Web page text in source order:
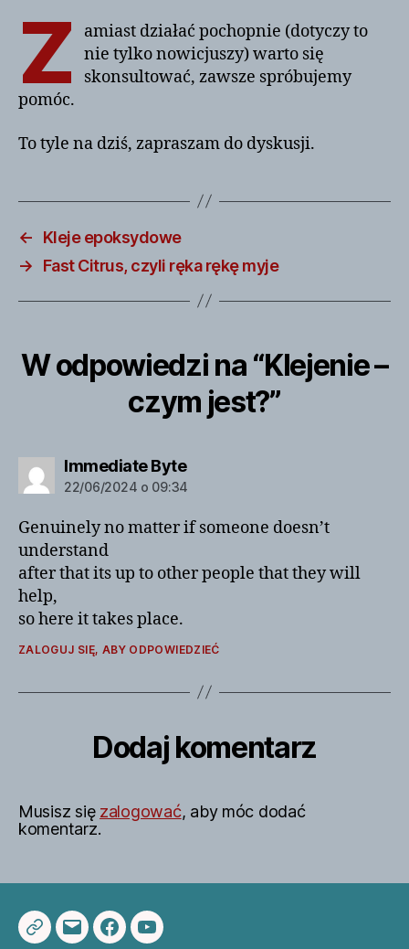
Z
amiast działać pochopnie (dotyczy to
nie tylko nowicjuszy) warto się
skonsultować, zawsze spróbujemy
pomóc.
To tyle na dziś, zapraszam do dyskusji.
←
Kleje epoksydowe
→
Fast Citrus, czyli ręka rękę myje
W odpowiedzi na “Klejenie –
czym jest?”
Immediate Bytekomentarz:
22/06/2024 o 09:34
Genuinely no matter if someone doesn’t
understand
after that its up to other people that they will
help,
so here it takes place.
ZALOGUJ SIĘ, ABY ODPOWIEDZIEĆ
Dodaj komentarz
Musisz się zalogować, aby móc dodać
komentarz.
Multibond.pl
AdresFacebookYouTube